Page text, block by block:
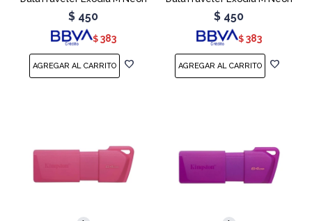
Blue
$ 450
$ 383
Green
$ 450
$ 383